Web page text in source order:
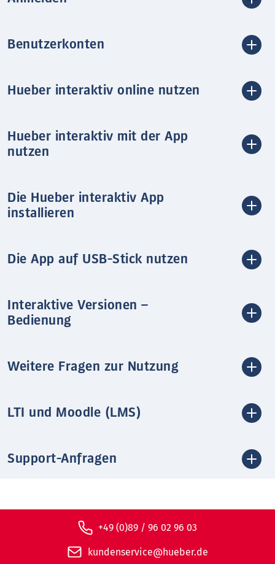
Benutzerkonten
Hueber interaktiv online nutzen
Hueber interaktiv mit der App
nutzen
Die Hueber interaktiv App
installieren
Die App auf USB-Stick nutzen
Interaktive Versionen –
Bedienung
Weitere Fragen zur Nutzung
LTI und Moodle (LMS)
Support-Anfragen
+49 (0)89 / 96 02 96 03
kundenservice@hueber.de